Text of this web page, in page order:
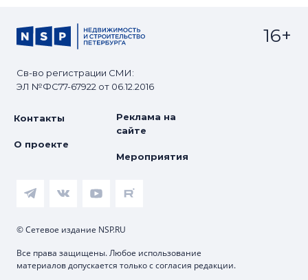
Св-во регистрации СМИ:
ЭЛ №ФС77-67922 от 06.12.2016
16+
Контакты
О проекте
Реклама на
сайте
Мероприятия
© Сетевое издание NSP.RU
Все права защищены. Любое использование
материалов допускается только с согласия редакции.